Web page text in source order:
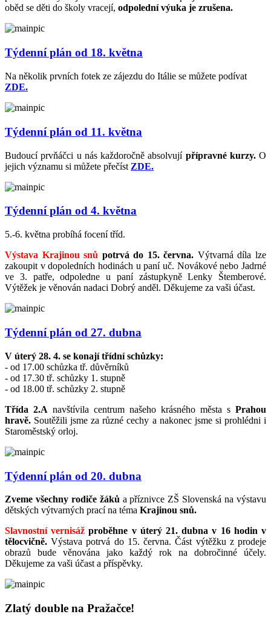
oběd se děti do školy vracejí, odpolední výuka je zrušena.
Týdenní plán od 18. května
Na několik prvních fotek ze zájezdu do Itálie se můžete podívat
ZDE.
Týdenní plán od 11. května
Budoucí prvňáčci u nás každoročně absolvují přípravné kurzy.O
jejich významu si můžete přečíst ZDE.
Týdenní plán od 4. května
5.-6. května probíhá focení tříd.
Výstava Krajinou snů potrvá do 15. června. Výtvarná díla lze
zakoupit v dopoledních hodinách u paní uč. Novákové nebo Jadrné
ve 3. patře, odpoledne u paní zástupkyně Lenky Štemberové.
Výtěžek je věnován nadaci Dobrý anděl. Děkujeme za vaši účast.
Týdenní plán od 27. dubna
V úterý 28. 4. se konají třídní schůzky:
- od 17.00 schůzka tř. důvěrníků
- od 17.30 tř. schůzky 1. stupně
- od 18.00 tř. schůzky 2. stupně
Třída 2.A navštívila centrum našeho krásného města s Prahou
hravě. Soutěžili jsme za různé cechy a nakonec jsme si prohlédni i
Staroměstský orloj.
Týdenní plán od 20. dubna
Zveme všechny rodiče žákůa příznivce ZŠ Slovenská na výstavu
dětských výtvarných prací na téma Krajinou snů.
Slavnostní vernisáž proběhne v úterý 21. dubna v 16 hodin v
tělocvičně. Výstava potrvá do 15. června. Část výtěžku z prodeje
obrazů bude věnována jako každý rok na dobročinné účely.
Děkujeme za vaši účast a příspěvky.
Zlatý double na Pražačce!